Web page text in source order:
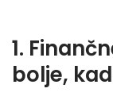
1.
bolje,